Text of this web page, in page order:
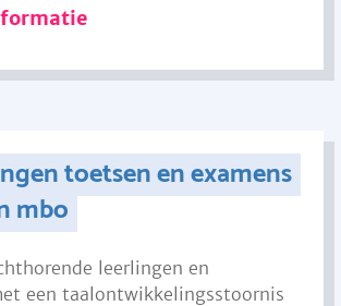
toetsen en examens
mbo
leerlingen en
een taalontwikkelingsstoornis